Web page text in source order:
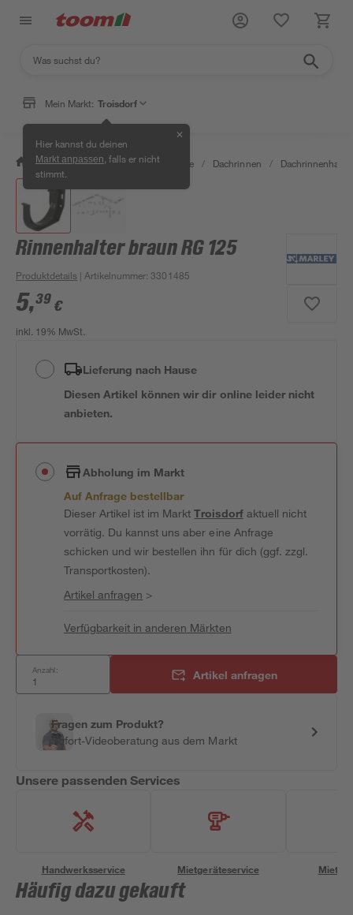
Mein Markt: Troisdorf
Hier kannst du deinen
Markt anpassen , falls er nicht
stimmt.
✕
/ Bauen & Renovieren / Baustoffe / Dachrinnen / Dachrinnenhalter
Rinnenhalter braun RG 125
Produktdetails | Artikelnummer:3301485
5,39 €
inkl. 19% MwSt.
Lieferung nach Hause
Diesen Artikel können wir dir online leider nicht
anbieten.
Abholung im Markt
Auf Anfrage bestellbar
Dieser Artikel ist im MarktTroisdorfaktuell nicht
vorrätig. Du kannst uns aber eine Anfrage
schicken und wir bestellen ihn für dich (ggf. zzgl.
Transportkosten).
Artikel anfragen >
Verfügbarkeit in anderen Märkten
Anzahl: Artikel anfragen
Fragen zum Produkt?
Sofort-Videoberatung aus dem Markt
Unsere passenden Services
Handwerksservice Mietgeräteservice
Häufig dazu gekauft